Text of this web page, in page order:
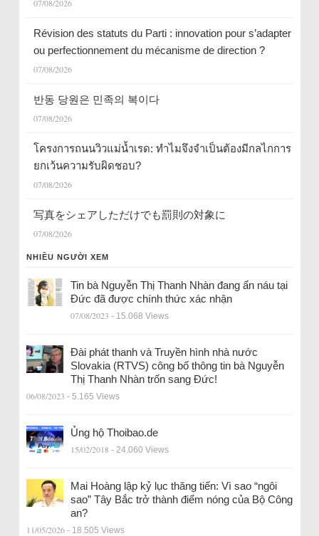
07/08/2026
Révision des statuts du Parti : innovation pour s’adapter
ou perfectionnement du mécanisme de direction ?
07/08/2026
반동 당원은 민족의 복이다
07/08/2026
โครงการถนนวิวแม่น้ำเรด: ทำไมจึงจำเป็นต้องมีกลไกการ
ยกเว้นความรับผิดชอบ?
07/08/2026
写真をシェアしただけでも罰則の対象に
07/08/2026
NHIỀU NGƯỜI XEM
Tin bà Nguyễn Thị Thanh Nhàn đang ẩn náu tại
Đức đã được chính thức xác nhận
07/08/2023 - 15.068 Views
Đài phát thanh và Truyền hình nhà nước
Slovakia (RTVS) công bố thông tin bà Nguyễn
Thị Thanh Nhàn trốn sang Đức!
06/08/2023 - 5.165 Views
Ủng hộ Thoibao.de
15/02/2018 - 24.060 Views
Mai Hoàng lập kỷ lục thăng tiến: Vì sao “ngôi
sao” Tây Bắc trở thành điểm nóng của Bộ Công
an?
11/05/2026 - 18.505 Views